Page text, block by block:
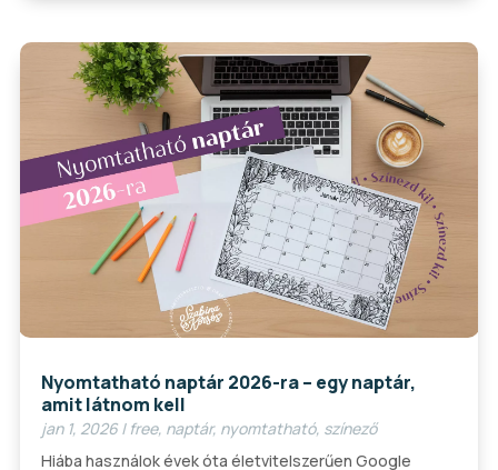
Nyomtatható naptár 2026-ra – egy naptár,
amit látnom kell
jan 1, 2026| free, naptár, nyomtatható, színező
Hiába használok évek óta életvitelszerűen Google